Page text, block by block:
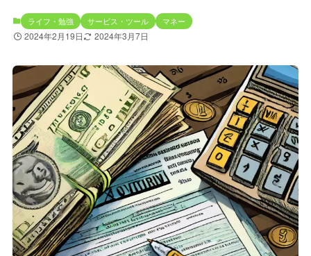
ライフ・勉強 サービス・ツール マネー
2024年2月19日 2024年3月7日